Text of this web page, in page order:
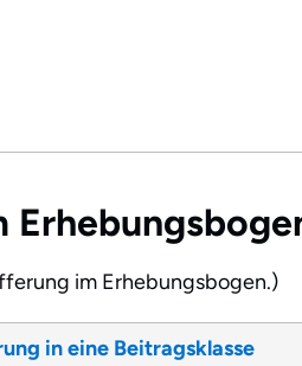
im Erhebungsbogen.)
in eine Beitragsklasse